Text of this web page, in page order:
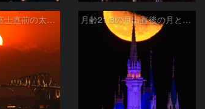
ダイヤモンド富士直前の太陽と東京ゲートブリッジ 月齢21.8の月出直後の月と東京ディズニーランドのシンデレラ城 葛西臨海公園から